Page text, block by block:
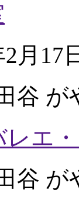
月17
谷
エ
谷